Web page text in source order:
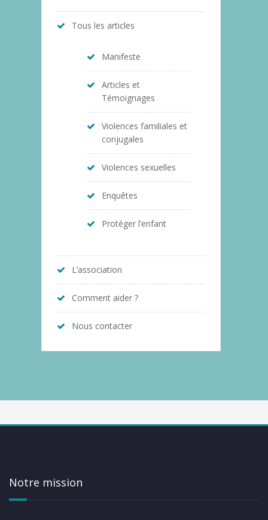
Tous les articles
Manifeste
Articles et
Témoignages
Violences familiales et
conjugales
Violences sexuelles
Enquêtes
Protéger l’enfant
L’association
Comment aider ?
Nous contacter
Notre mission